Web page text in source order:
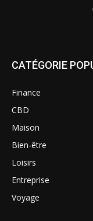
CATÉGORIE
Finance
CBD
Maison
Bien-être
Loisirs
Entreprise
Voyage